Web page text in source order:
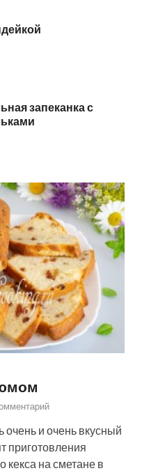
запеканка с
очень и очень вкусный
приготовления
кекса на сметане в